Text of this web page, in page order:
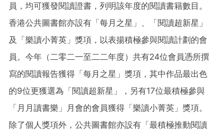
員，均可獲發閱讀證書，列明該年度的閱讀書籍數目。
香港公共圖書館亦設有「每月之星」、「閱讀超新星」
及「樂讀小菁英」獎項，以表揚積極參與閱讀計劃的會
員。今年（二零二一至二二年度）共有24位會員憑所撰
寫的閱讀報告獲得「每月之星」獎項，其中作品最出色
的9位更獲選為「閱讀超新星」，另有17位最積極參與
「月月讀書樂」月會的會員獲得「樂讀小菁英」獎項。
除了個人獎項外，公共圖書館亦設有「最積極推動閱讀